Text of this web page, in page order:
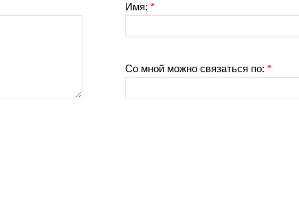
Имя:*
Со мной можно связаться по:*